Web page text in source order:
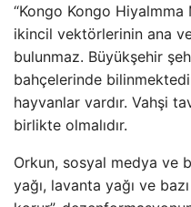
“Kongo Kongo
ikincil vektörlerinin ana
bulunmaz. Büyükşehir
bahçelerinde
hayvanlar vardır. Vahşi
birlikte olmalıdır.
Orkun, sosyal medya ve
yağı, lavanta yağı ve